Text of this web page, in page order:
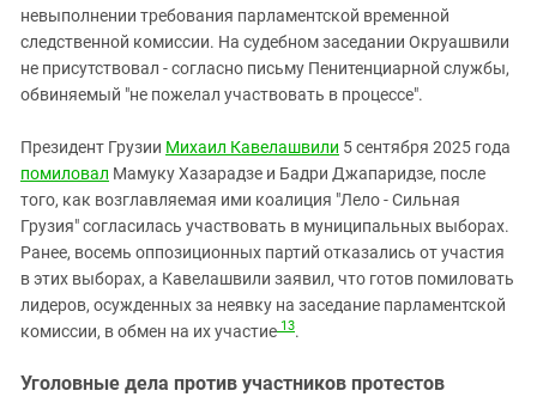
невыполнении требования парламентской временной
следственной комиссии. На судебном заседании Окруашвили
не присутствовал - согласно письму Пенитенциарной службы,
обвиняемый "не пожелал участвовать в процессе".
Президент Грузии Михаил Кавелашвили 5 сентября 2025 года
помиловал Мамуку Хазарадзе и Бадри Джапаридзе, после
того, как возглавляемая ими коалиция "Лело - Сильная
Грузия" согласилась участвовать в муниципальных выборах.
Ранее, восемь оппозиционных партий отказались от участия
в этих выборах, а Кавелашвили заявил, что готов помиловать
лидеров, осужденных за неявку на заседание парламентской
комиссии, в обмен на их участие 13.
Уголовные дела против участников протестов